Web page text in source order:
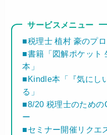
サービスメニュー
■税理士 植村 豪のプ
■書籍「図解ポケット
本」
■Kindle本「『気にし
る」
■8/20 税理士のため
ー
■セミナー開催リクエ